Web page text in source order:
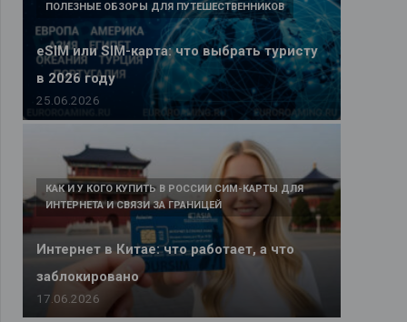
eSIM или SIM-карта: что выбрать туристу
в 2026 году
ПОЛЕЗНЫЕ ОБЗОРЫ ДЛЯ ПУТЕШЕСТВЕННИКОВ
25.06.2026
Интернет в Китае: что работает, а что
заблокировано
КАК И У КОГО КУПИТЬ В РОССИИ СИМ-КАРТЫ ДЛЯ
ИНТЕРНЕТА И СВЯЗИ ЗА ГРАНИЦЕЙ
17.06.2026